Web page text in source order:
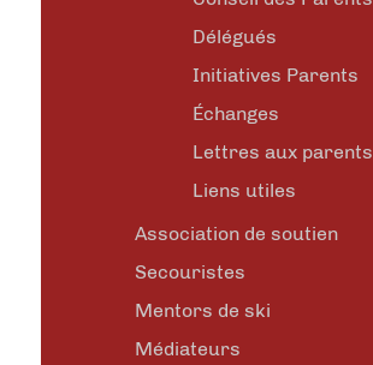
Délégués
Initiatives Parents
Échanges
Lettres aux parents
Liens utiles
Association de soutien
Secouristes
Mentors de ski
Médiateurs